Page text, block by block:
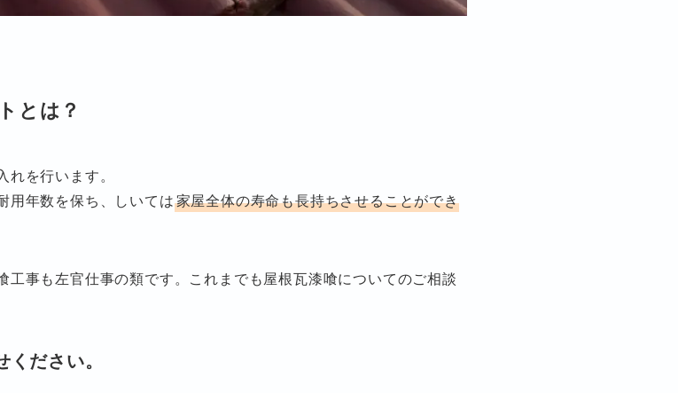
とは？
を行います。
用年数を保ち、しいては家屋全体の寿命も長持ちさせることができ
事も左官仕事の類です。これまでも屋根瓦漆喰についてのご相談
ださい。